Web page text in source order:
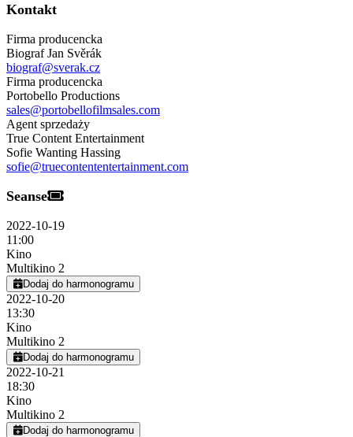
Kontakt
Firma producencka
Biograf Jan Svěrák
biograf@sverak.cz
Firma producencka
Portobello Productions
sales@portobellofilmsales.com
Agent sprzedaży
True Content Entertainment
Sofie Wanting Hassing
sofie@truecontententertainment.com
Seanse
2022-10-19
11:00
Kino
Multikino 2
Dodaj do harmonogramu
2022-10-20
13:30
Kino
Multikino 2
Dodaj do harmonogramu
2022-10-21
18:30
Kino
Multikino 2
Dodaj do harmonogramu